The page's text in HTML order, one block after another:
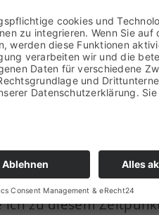
mir an, mir ein
Vorwissen,
besagte Haus an
mir nett, und
den vorherigen
Ich fand an
und dem auf
zu diesem